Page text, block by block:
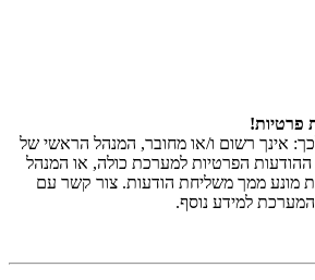
פרטיות!
אינך רשום ו/או מחובר, המנהל הראשי של
הפרטיות למערכת כולה, או המנהל
מונע ממך משליחת הודעות. צור קשר עם
למידע נוסף.